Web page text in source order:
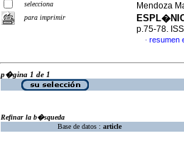
selecciona
para imprimir
Mendoza
p.75-78.
· resumen
p�gina 1 de 1
Refinar la b�squeda
Base de datos : article